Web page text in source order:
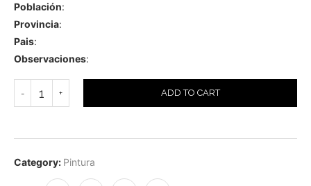
Población:
Provincia:
Pais:
Observaciones:
ADD TO CART
Category: Pintura